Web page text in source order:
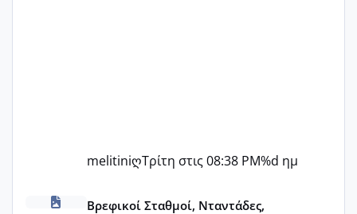
melitiniღΤρίτη στις 08:38 PM%d ημ
ΠΑΙΔΙΚΟΙ ΣΤΑΘΜΟΙ ΜΕ ΕΣΠΑ
Βρεφικοί Σταθμοί, Νταντάδες,